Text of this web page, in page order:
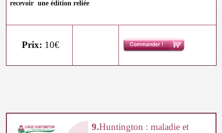
recevoir une édition reliée
Prix: 10€
9.Huntington : maladie et